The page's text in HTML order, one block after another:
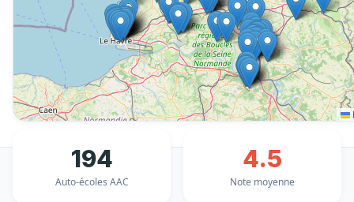
194
Auto-écoles AAC
4.5
Note moyenne